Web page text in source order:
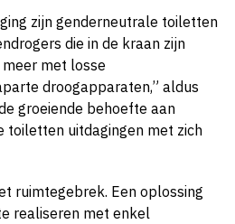
zijn genderneutrale toiletten
die in de kraan zijn
met losse
droogapparaten,” aldus
groeiende behoefte aan
toiletten uitdagingen met zich
ruimtegebrek. Een oplossing
realiseren met enkel